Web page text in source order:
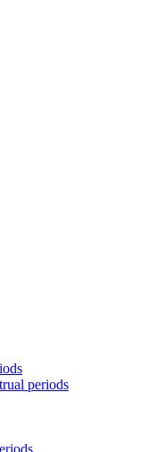
periods